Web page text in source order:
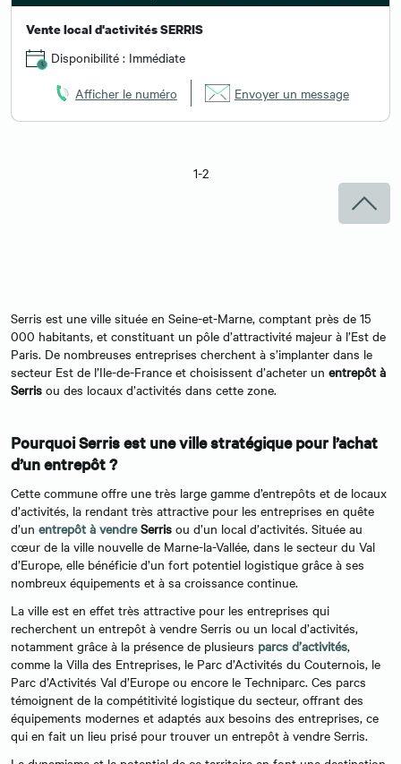
Vente local d'activités SERRIS
Disponibilité : Immédiate
Afficher le numéro Envoyer un message
1-2
Serris est une ville située en Seine-et-Marne, comptant près de 15
000 habitants, et constituant un pôle d’attractivité majeur à l’Est de
Paris. De nombreuses entreprises cherchent à s’implanter dans le
secteur Est de l’Ile-de-France et choisissent d’acheter un entrepôt à
Serris ou des locaux d’activités dans cette zone.
Pourquoi Serris est une ville stratégique pour l’achat
d’un entrepôt ?
Cette commune offre une très large gamme d’entrepôts et de locaux
d’activités, la rendant très attractive pour les entreprises en quête
d’un entrepôt à vendreSerris ou d’un local d’activités. Située au
cœur de la ville nouvelle de Marne-la-Vallée, dans le secteur du Val
d’Europe, elle bénéficie d’un fort potentiel logistique grâce à ses
nombreux équipements et à sa croissance continue.
La ville est en effet très attractive pour les entreprises qui
recherchent un entrepôt à vendre Serris ou un local d’activités,
notamment grâce à la présence de plusieurs parcs d’activités,
comme la Villa des Entreprises, le Parc d’Activités du Couternois, le
Parc d’Activités Val d’Europe ou encore le Techniparc. Ces parcs
témoignent de la compétitivité logistique du secteur, offrant des
équipements modernes et adaptés aux besoins des entreprises, ce
qui en fait un lieu prisé pour trouver un entrepôt à vendre Serris.